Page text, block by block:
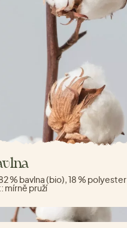
% bavlna (bio), 18 % polyester
mírně pruží